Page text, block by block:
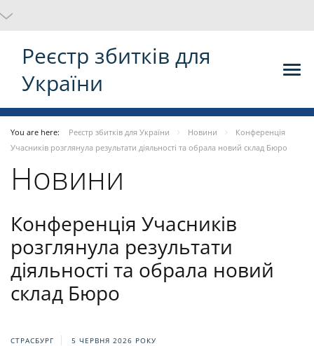
Реєстр збитків для
України
You are here: Реєстр збитків для України Новини
Конференція
Учасників розглянула результати діяльності та обрала новий склад Бюро
Новини
Конференція Учасників
розглянула результати
діяльності та обрала новий
склад Бюро
СТРАСБУРГ 5 ЧЕРВНЯ 2026 РОКУ